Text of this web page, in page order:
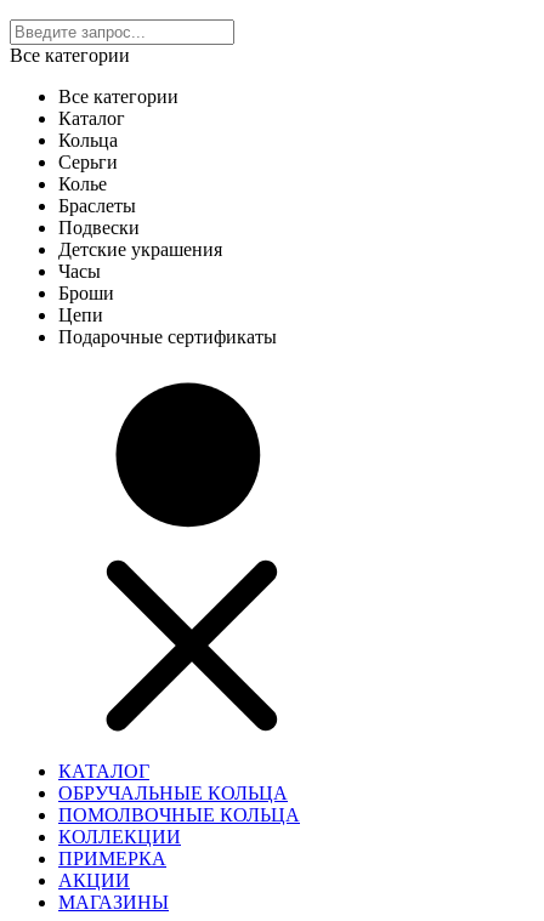
Все категории
Все категории
Каталог
Кольца
Серьги
Колье
Браслеты
Подвески
Детские украшения
Часы
Броши
Цепи
Подарочные сертификаты
КАТАЛОГ
ОБРУЧАЛЬНЫЕ КОЛЬЦА
ПОМОЛВОЧНЫЕ КОЛЬЦА
КОЛЛЕКЦИИ
ПРИМЕРКА
АКЦИИ
МАГАЗИНЫ